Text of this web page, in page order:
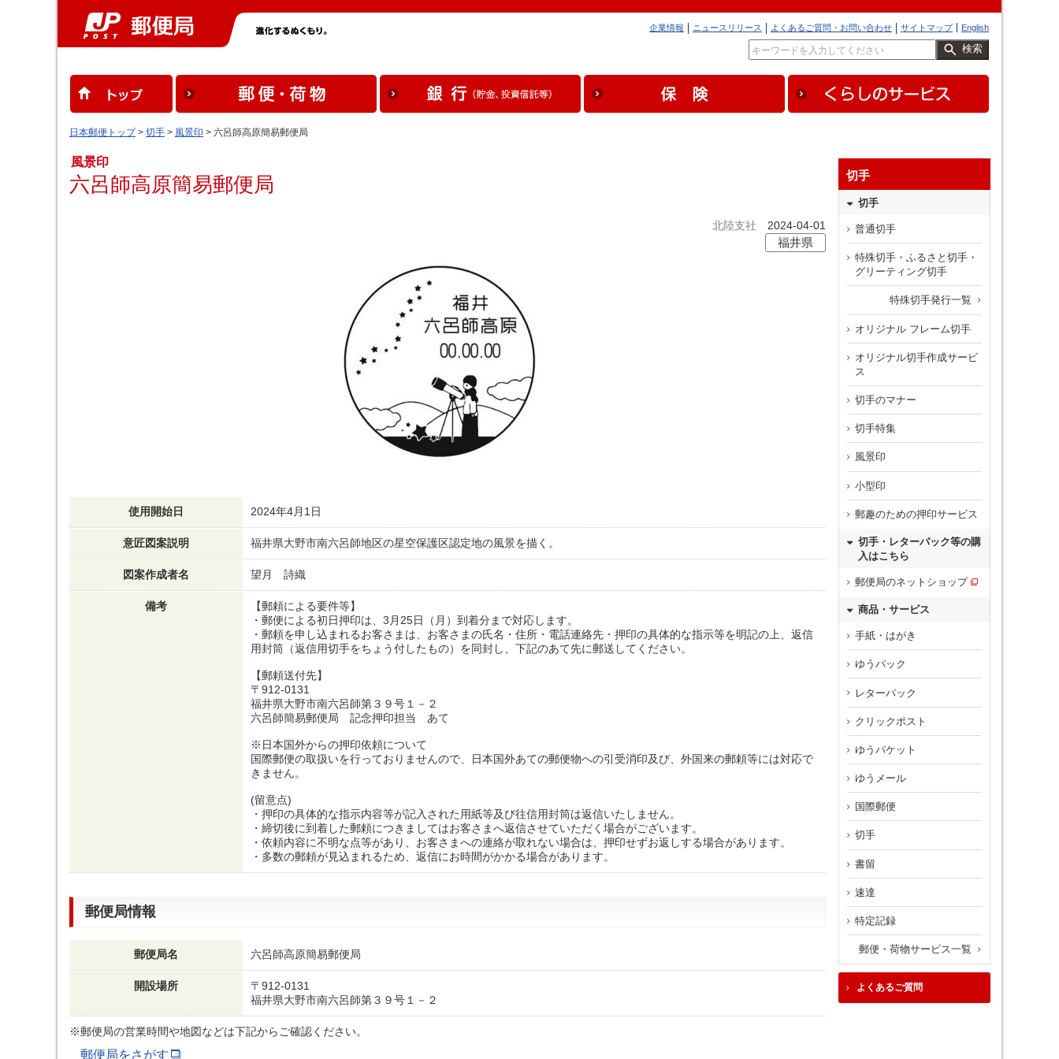
English
サイトマップ
よくあるご質問・お問い合わせ
ニュースリリース
企業情報
検索
日本郵便トップ> 切手 > 風景印 > 六呂師高原簡易郵便局
風景印
六呂師高原簡易郵便局
北陸支社 2024-04-01
福井県
使用開始日 2024年4月1日
意匠図案説明 福井県大野市南六呂師地区の星空保護区認定地の風景を描く。
図案作成者名 望月 詩織
備考
【郵頼による要件等】
・郵便による初日押印は、3月25日（月）到着分まで対応します。
・郵頼を申し込まれるお客さまは、お客さまの氏名・住所・電話連絡先・押印の具体的な指示等を明記の上、返信
用封筒（返信用切手をちょう付したもの）を同封し、下記のあて先に郵送してください。
【郵頼送付先】
〒912-0131
福井県大野市南六呂師第３９号１－２
六呂師簡易郵便局 記念押印担当 あて
※日本国外からの押印依頼について
国際郵便の取扱いを行っておりませんので、日本国外あての郵便物への引受消印及び、外国来の郵頼等には対応で
きません。
(留意点)
・押印の具体的な指示内容等が記入された用紙等及び往信用封筒は返信いたしません。
・締切後に到着した郵頼につきましてはお客さまへ返信させていただく場合がございます。
・依頼内容に不明な点等があり、お客さまへの連絡が取れない場合は、押印せずお返しする場合があります。
・多数の郵頼が見込まれるため、返信にお時間がかかる場合があります。
郵便局情報
郵便局名 六呂師高原簡易郵便局
開設場所
〒912-0131
福井県大野市南六呂師第３９号１－２
※郵便局の営業時間や地図などは下記からご確認ください。
郵便局をさがす
切手
切手
普通切手
特殊切手・ふるさと切手・
グリーティング切手
特殊切手発行一覧
オリジナル フレーム切手
オリジナル切手作成サービ
ス
切手のマナー
切手特集
風景印
小型印
郵趣のための押印サービス
切手・レターパック等の購
入はこちら
郵便局のネットショップ
商品・サービス
手紙・はがき
ゆうパック
レターパック
クリックポスト
ゆうパケット
ゆうメール
国際郵便
切手
書留
速達
特定記録
郵便・荷物サービス一覧
よくあるご質問